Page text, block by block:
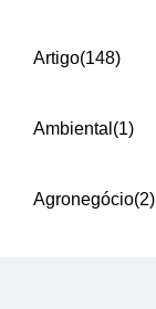
Artigo(148)
Ambiental (1)
Agronegócio(2)